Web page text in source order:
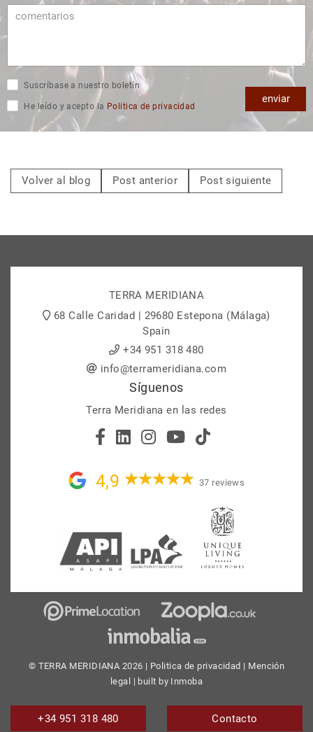
Suscríbase a nuestro boletín
He leído y acepto la Politica de privacidad
enviar
Volver al blog Post anterior Post siguiente
TERRA MERIDIANA
68 Calle Caridad | 29680 Estepona (Málaga)
Spain
+34 951 318 480
info@terrameridiana.com
Síguenos
Terra Meridiana en las redes
4,9 37 reviews
© TERRA MERIDIANA 2026 | Politica de privacidad | Mención
legal | built by Inmoba
+34 951 318 480 Contacto